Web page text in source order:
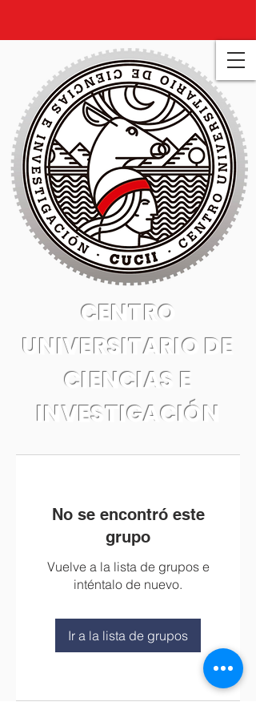
CENTRO
UNIVERSITARIO DE
CIENCIAS E
INVESTIGACIÓN
No se encontró este
grupo
Vuelve a la lista de grupos e
inténtalo de nuevo.
Ir a la lista de grupos